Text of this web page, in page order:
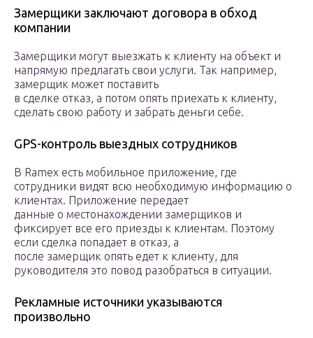
Замерщики заключают договора в обход
компании
Замерщики могут выезжать к клиенту на объект и
напрямую предлагать свои услуги. Так например,
замерщик может поставить
в сделке отказ, а потом опять приехать к клиенту,
сделать свою работу и забрать деньги себе.
GPS-контроль выездных сотрудников
В Ramex есть мобильное приложение, где
сотрудники видят всю необходимую информацию о
клиентах. Приложение передает
данные о местонахождении замерщиков и
фиксирует все его приезды к клиентам. Поэтому
если сделка попадает в отказ, а
после замерщик опять едет к клиенту, для
руководителя это повод разобраться в ситуации.
Рекламные источники указываются
произвольно